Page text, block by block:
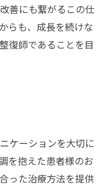
善にも繋がるこの仕
らも、成長を続けな
復師であることを目
ケーションを大切に
を抱えた患者様のお
った治療方法を提供